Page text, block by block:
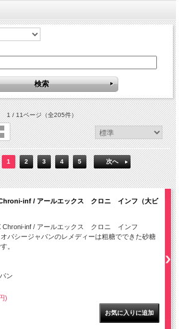
1 / 11ページ（全205件）
1 2 3 4 5 次へ
inf / アールエックス クロニ インフ（大ビ
Chroni-inf / アールエックス クロニ インフ
パシージャパンのレメディーは粗糖でできた砂糖
。
ン
)